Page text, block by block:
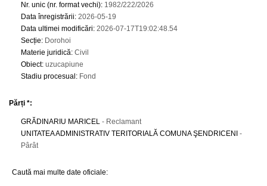
Nr. unic (nr. format vechi): 1982/222/2026
Data înregistrării: 2026-05-19
Data ultimei modificări: 2026-07-17T19:02:48.54
Secție: Dorohoi
Materie juridică: Civil
Obiect: uzucapiune
Stadiu procesual : Fond
Părți *:
GRĂDINARIU MARICEL - Reclamant
UNITATEA ADMINISTRATIV TERITORIALĂ COMUNA ŞENDRICENI -
Pârât
Caută mai multe date oficiale: